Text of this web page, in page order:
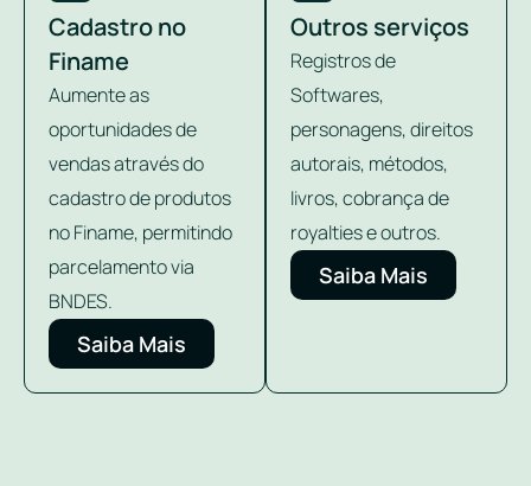
Cadastro no
Finame
Aumente as
oportunidades de
vendas através do
cadastro de produtos
no Finame, permitindo
parcelamento via
BNDES.
Saiba Mais
Outros serviços
Registros de
Softwares,
personagens, direitos
autorais, métodos,
livros, cobrança de
royalties e outros.
Saiba Mais